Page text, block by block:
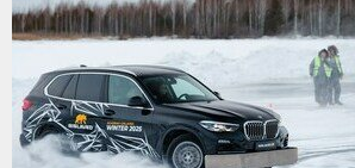
Eclipse
Colt